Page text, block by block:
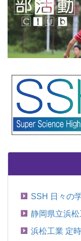
SSH 日々の
静岡県立浜
浜松工業 定